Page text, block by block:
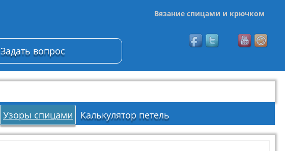
Вязание спицами и крючком
Задать вопрос
Узоры спицами Калькулятор петель